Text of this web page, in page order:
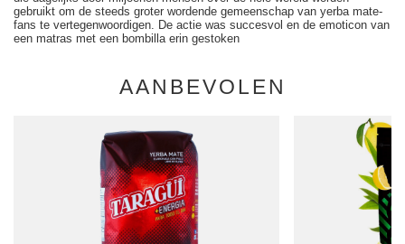
gebruikt om de steeds groter wordende gemeenschap van yerba mate-
fans te vertegenwoordigen. De actie was succesvol en de emoticon van
een matras met een bombilla erin gestoken
AANBEVOLEN